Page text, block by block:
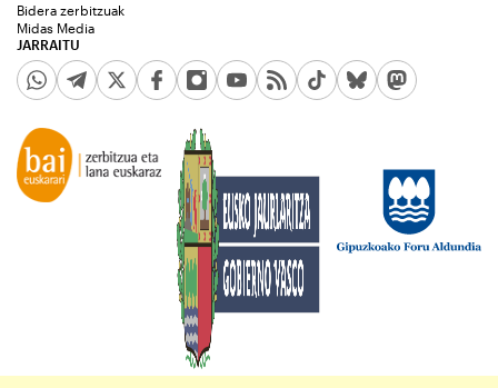
JARRAITU
Bidera zerbitzuak
Midas Media